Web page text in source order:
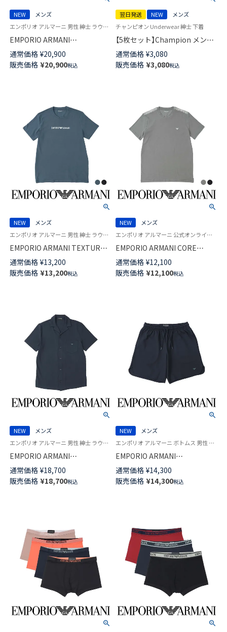
NEW
メンズ
エンポリオ アルマーニ 男性 紳士 ラウンジウェア 部屋着 ルームウェア
EMPORIO ARMANI
ENDURANCE エンデュランスロ
ゴ 【S・M・Lサイズ】 パジャマ上
下セット EUサイズ バミューダ
通常価格 ¥20,900
販売価格 ¥20,900税込
翌日発送 NEW
メンズ
チャンピオン Underwear 紳士 下着
【5枚セット】Champion メンズ
ボクサーパンツ 抗菌防臭 前閉
じ Cotton Stretch Trunk 【365
日最短翌日発送】 95450002
通常価格 ¥3,080
販売価格 ¥3,080税込
NEW
メンズ
エンポリオ アルマーニ 男性 紳士 ラウンジウェア
EMPORIO ARMANI TEXTURED
LOGOBAND テクスチャード ロ
ゴバンド 半袖 Tシャツ EUサイ
ズ メンズ 54060557
通常価格 ¥13,200
販売価格 ¥13,200税込
NEW
メンズ
エンポリオ アルマーニ 公式オンラインショップ 紳士 ラウンジウェア 男性
EMPORIO ARMANI CORE
LOGOBAND コア ロゴバンド 半
袖 Tシャツ EUサイズ メンズ
54066694
通常価格 ¥12,100
販売価格 ¥12,100税込
NEW
メンズ
エンポリオ アルマーニ 男性 紳士 ラウンジウェア
EMPORIO ARMANI
SEERSUCKER シアサッカー半
袖 Tシャツ EUサイズ メンズ
54060623
通常価格 ¥18,700
販売価格 ¥18,700税込
NEW
メンズ
エンポリオ アルマーニ ボトムス 男性 紳士 ラウンジウェア
EMPORIO ARMANI
SEERSUCKER シアサッカー ベ
ーシック テリー ハーフパンツ
メンズ EUサイズ 54060621
通常価格 ¥14,300
販売価格 ¥14,300税込